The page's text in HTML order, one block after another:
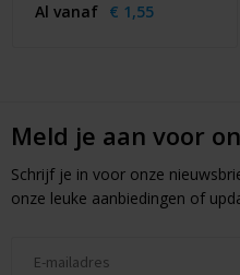
Al vanaf € 1,55
Meld je aan voor
Schrijf je in voor onze
onze leuke aanbiedingen of